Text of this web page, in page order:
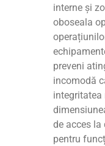
interne și
oboseala
preveni
incomodă
de acces la
pentru